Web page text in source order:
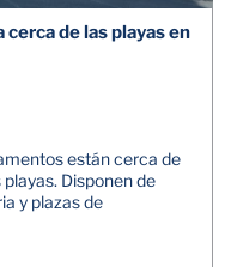
de las playas en
están cerca de
Disponen de
y plazas de